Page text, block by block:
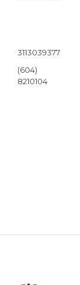
3113039377
(604)
8210104